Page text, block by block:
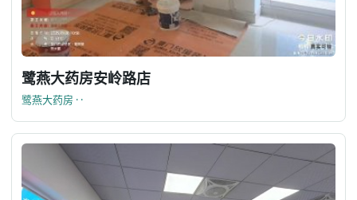
鹭燕大药房安岭路店
鹭燕大药房 · ·